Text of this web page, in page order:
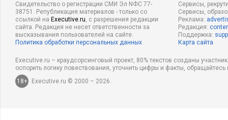
Свидетельство о регистрации СМИ Эл NФС 77-
38751. Републикация материалов - только со
ссылкой на Executive.ru, с разрешения редакции
сайта. Редакция не несет ответственности за
высказывания пользователей на сайте.
Политика обработки персональных данных
Сервисы,
Сервисы,
Реклама:
Редакция:
Поддержка:
Карта сайта
Executive.ru – краудсорсинговый проект, 80% текстов созданы
оспорить логику повествования, уточнить цифры и факты,
18+
Executive.ru © 2000 – 2026.